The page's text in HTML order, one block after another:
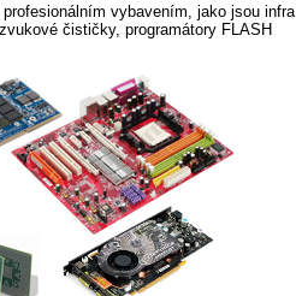
vybavením, jako jsou infra
čističky, programátory FLASH